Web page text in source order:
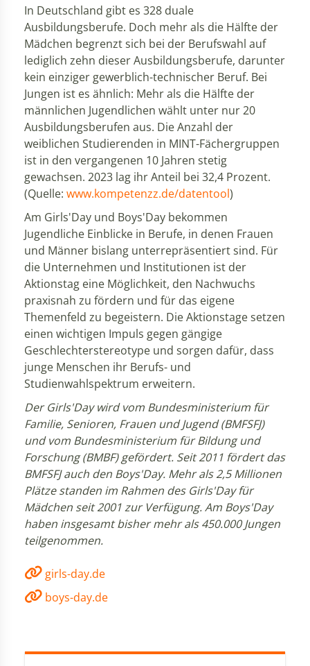
In Deutschland gibt es 328 duale
Ausbildungsberufe. Doch mehr als die Hälfte der
Mädchen begrenzt sich bei der Berufswahl auf
lediglich zehn dieser Ausbildungsberufe, darunter
kein einziger gewerblich-technischer Beruf. Bei
Jungen ist es ähnlich: Mehr als die Hälfte der
männlichen Jugendlichen wählt unter nur 20
Ausbildungsberufen aus. Die Anzahl der
weiblichen Studierenden in MINT-Fächergruppen
ist in den vergangenen 10 Jahren stetig
gewachsen. 2023 lag ihr Anteil bei 32,4 Prozent.
(Quelle: www.kompetenzz.de/datentool)
Am Girls'Day und Boys'Day bekommen
Jugendliche Einblicke in Berufe, in denen Frauen
und Männer bislang unterrepräsentiert sind. Für
die Unternehmen und Institutionen ist der
Aktionstag eine Möglichkeit, den Nachwuchs
praxisnah zu fördern und für das eigene
Themenfeld zu begeistern. Die Aktionstage setzen
einen wichtigen Impuls gegen gängige
Geschlechterstereotype und sorgen dafür, dass
junge Menschen ihr Berufs- und
Studienwahlspektrum erweitern.
Der Girls'Day wird vom Bundesministerium für
Familie, Senioren, Frauen und Jugend (BMFSFJ)
und vom Bundesministerium für Bildung und
Forschung (BMBF) gefördert. Seit 2011 fördert das
BMFSFJ auch den Boys'Day. Mehr als 2,5 Millionen
Plätze standen im Rahmen des Girls'Day für
Mädchen seit 2001 zur Verfügung. Am Boys'Day
haben insgesamt bisher mehr als 450.000 Jungen
teilgenommen.
girls-day.de
boys-day.de